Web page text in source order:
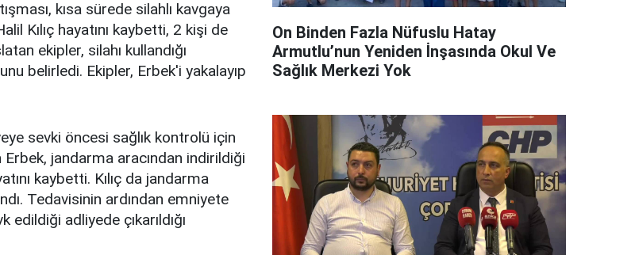
kısa sürede silahlı kavgaya
Kılıç hayatını kaybetti, 2 kişi de
ekipler, silahı kullandığı
belirledi. Ekipler, Erbek'i yakalayıp
sevki öncesi sağlık kontrolü için
jandarma aracından indirildiği
kaybetti. Kılıç da jandarma
Tedavisinin ardından emniyete
edildiği adliyede çıkarıldığı
On Binden Fazla Nüfuslu Hatay
Armutlu’nun Yeniden İnşasında Okul Ve
Sağlık Merkezi Yok